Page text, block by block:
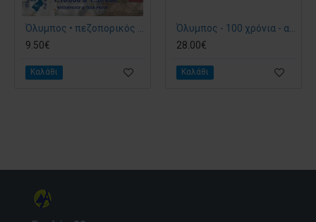
Όλυμπος • πεζοπορικός χάρτης 1:30 000 & 1:10 000
9.50€
Καλάθι
Όλυμπος - 100 χρόνια - αεροφωτογραφικό λεύκωμα
28.00€
Καλάθι